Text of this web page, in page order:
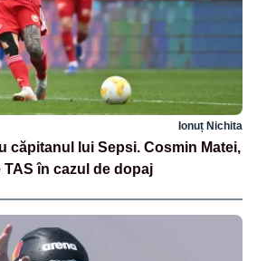
Ionuț Nichita
căpitanul lui Sepsi. Cosmin Matei,
în cazul de dopaj